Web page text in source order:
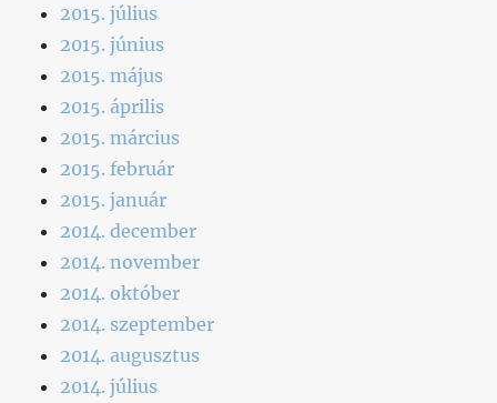
2015. július
2015. június
2015. május
2015. április
2015. március
2015. február
2015. január
2014. december
2014. november
2014. október
2014. szeptember
2014. augusztus
2014. július